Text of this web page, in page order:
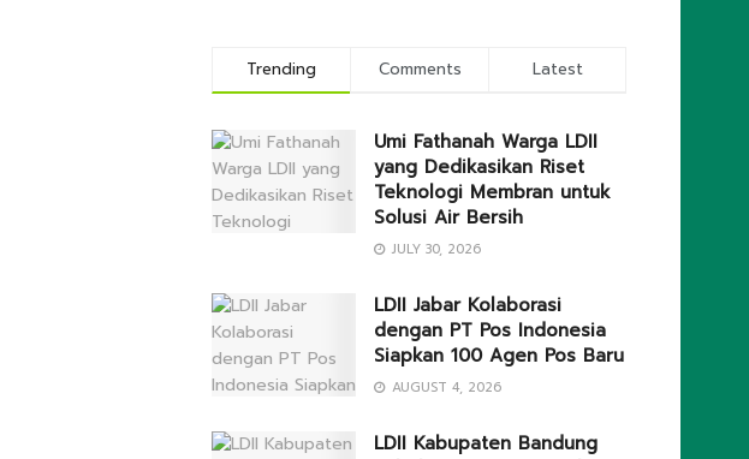
Trending Comments Latest
Umi Fathanah Warga LDII
yang Dedikasikan Riset
Teknologi Membran untuk
Solusi Air Bersih
JULY 30, 2026
LDII Jabar Kolaborasi
dengan PT Pos Indonesia
Siapkan 100 Agen Pos Baru
AUGUST 4, 2026
LDII Kabupaten Bandung